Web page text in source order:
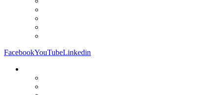
FacebookYouTubeLinkedin